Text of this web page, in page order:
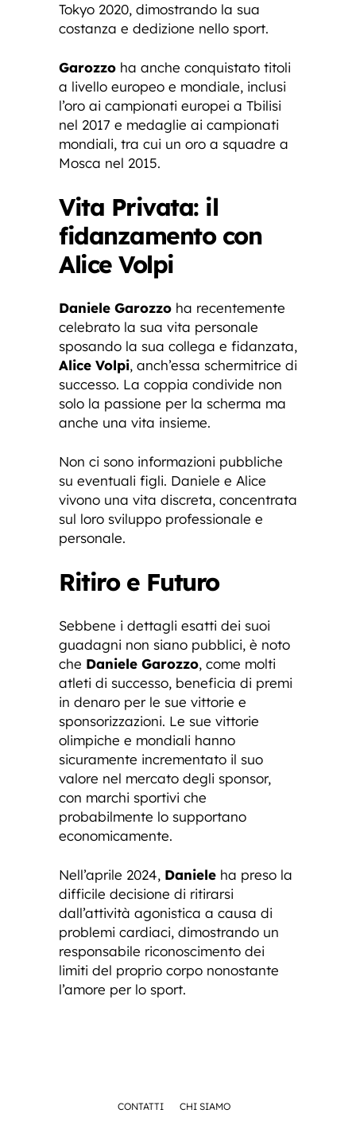
Tokyo 2020, dimostrando la sua
costanza e dedizione nello sport.
Garozzo ha anche conquistato titoli
a livello europeo e mondiale, inclusi
l’oro ai campionati europei a Tbilisi
nel 2017 e medaglie ai campionati
mondiali, tra cui un oro a squadre a
Mosca nel 2015.
Vita Privata: il
fidanzamento con
Alice Volpi
Daniele Garozzo ha recentemente
celebrato la sua vita personale
sposando la sua collega e fidanzata,
Alice Volpi, anch’essa schermitrice di
successo. La coppia condivide non
solo la passione per la scherma ma
anche una vita insieme.
Non ci sono informazioni pubbliche
su eventuali figli. Daniele e Alice
vivono una vita discreta, concentrata
sul loro sviluppo professionale e
personale.
Ritiro e Futuro
Sebbene i dettagli esatti dei suoi
guadagni non siano pubblici, è noto
che Daniele Garozzo, come molti
atleti di successo, beneficia di premi
in denaro per le sue vittorie e
sponsorizzazioni. Le sue vittorie
olimpiche e mondiali hanno
sicuramente incrementato il suo
valore nel mercato degli sponsor,
con marchi sportivi che
probabilmente lo supportano
economicamente.
Nell’aprile 2024, Daniele ha preso la
difficile decisione di ritirarsi
dall’attività agonistica a causa di
problemi cardiaci, dimostrando un
responsabile riconoscimento dei
limiti del proprio corpo nonostante
l’amore per lo sport.
CONTATTI CHI SIAMO